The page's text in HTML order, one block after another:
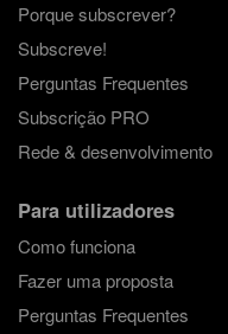
Porque subscrever?
Subscreve!
Perguntas Frequentes
Subscrição PRO
Rede & desenvolvimento
Para utilizadores
Como funciona
Fazer uma proposta
Perguntas Frequentes